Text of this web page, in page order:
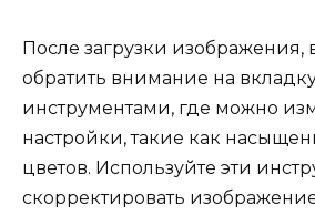
После загрузки изображения,
обратить внимание на
инструментами, где можно
настройки, такие как
цветов. Используйте эти
скорректировать